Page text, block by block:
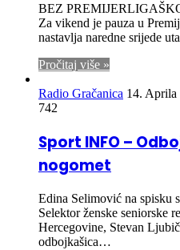
BEZ
Za vikend je pauza u
nastavlja naredne srijede
Pročitaj više »
Radio Gračanica 14. Aprila
742
Sport INFO –
nogomet
Edina Selimović na spisku
Selektor ženske seniorske
Hercegovine, Stevan
odbojkašica…